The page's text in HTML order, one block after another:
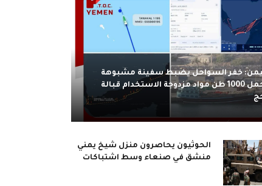
خفر السواحل يضبط سفينة مشبوهة
تحمل 1000 طن مواد مزدوجة الاستخدام قبالة
الحوثيون يحاصرون منزل شيخ يمني
منشق في صنعاء وسط اشتباكات